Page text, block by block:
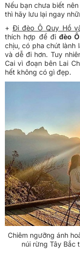
Nếu bạn chưa biết
thì hãy lưu lại ngay
+ Đi đèo Ô Quy Hồ
thích hợp để điđèo
chịu, có pha chút lành
và dễ đi hơn. Tuy
Cai vì đoạn bên Lai
hết không có gì đẹp.
Chiêm ngưỡng ánh
núi rừng Tây Bắc